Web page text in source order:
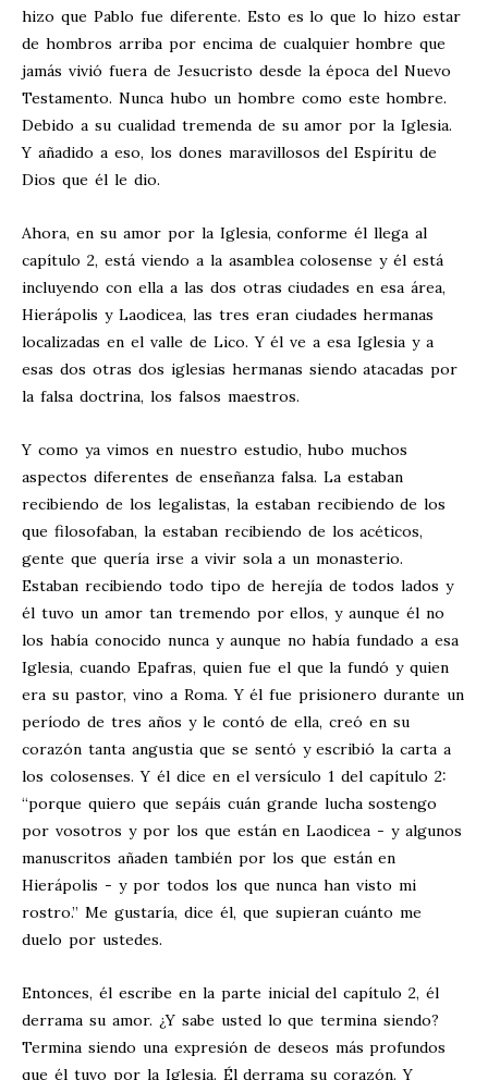
hizo que Pablo fue diferente. Esto es lo que lo hizo estar
de hombros arriba por encima de cualquier hombre que
jamás vivió fuera de Jesucristo desde la época del Nuevo
Testamento. Nunca hubo un hombre como este hombre.
Debido a su cualidad tremenda de su amor por la Iglesia.
Y añadido a eso, los dones maravillosos del Espíritu de
Dios que él le dio.
Ahora, en su amor por la Iglesia, conforme él llega al
capítulo 2, está viendo a la asamblea colosense y él está
incluyendo con ella a las dos otras ciudades en esa área,
Hierápolis y Laodicea, las tres eran ciudades hermanas
localizadas en el valle de Lico. Y él ve a esa Iglesia y a
esas dos otras dos iglesias hermanas siendo atacadas por
la falsa doctrina, los falsos maestros.
Y como ya vimos en nuestro estudio, hubo muchos
aspectos diferentes de enseñanza falsa. La estaban
recibiendo de los legalistas, la estaban recibiendo de los
que filosofaban, la estaban recibiendo de los acéticos,
gente que quería irse a vivir sola a un monasterio.
Estaban recibiendo todo tipo de herejía de todos lados y
él tuvo un amor tan tremendo por ellos, y aunque él no
los había conocido nunca y aunque no había fundado a esa
Iglesia, cuando Epafras, quien fue el que la fundó y quien
era su pastor, vino a Roma. Y él fue prisionero durante un
período de tres años y le contó de ella, creó en su
corazón tanta angustia que se sentó y escribió la carta a
los colosenses. Y él dice en el versículo 1 del capítulo 2:
“porque quiero que sepáis cuán grande lucha sostengo
por vosotros y por los que están en Laodicea - y algunos
manuscritos añaden también por los que están en
Hierápolis - y por todos los que nunca han visto mi
rostro.” Me gustaría, dice él, que supieran cuánto me
duelo por ustedes.
Entonces, él escribe en la parte inicial del capítulo 2, él
derrama su amor. ¿Y sabe usted lo que termina siendo?
Termina siendo una expresión de deseos más profundos
que él tuvo por la Iglesia. Él derrama su corazón. Y